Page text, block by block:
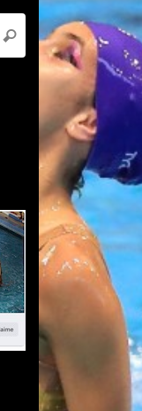
Recherche
pour
Rechercher